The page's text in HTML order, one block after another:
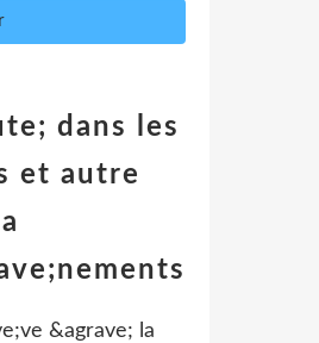
dans les
et autre
&agrave; la